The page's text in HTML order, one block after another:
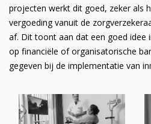
projecten werkt dit goed, zeker als
vergoeding vanuit de
af. Dit toont aan dat een goed idee
op financiële of organisatorische
gegeven bij de implementatie van